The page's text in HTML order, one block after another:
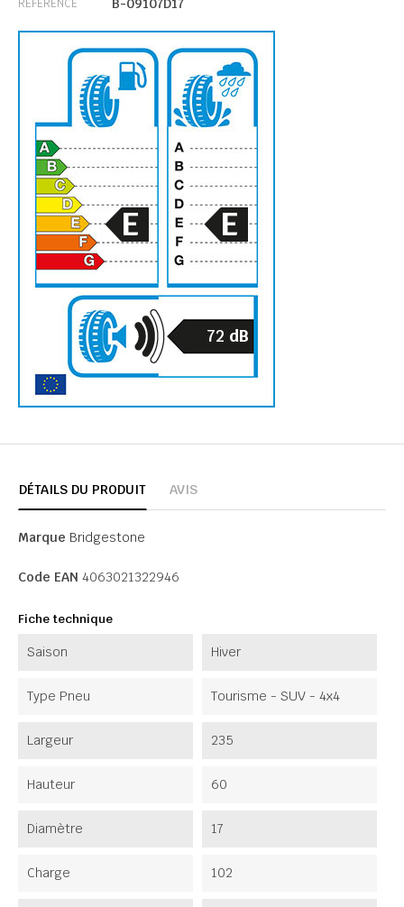
RÉFÉRENCE
E E
72 dB
DÉTAILS DU PRODUIT AVIS
Marque Bridgestone
Code EAN 4063021322946
Fiche technique
Saison Hiver
Type Pneu Tourisme - SUV - 4x4
Largeur 235
Hauteur 60
Diamètre 17
Charge 102